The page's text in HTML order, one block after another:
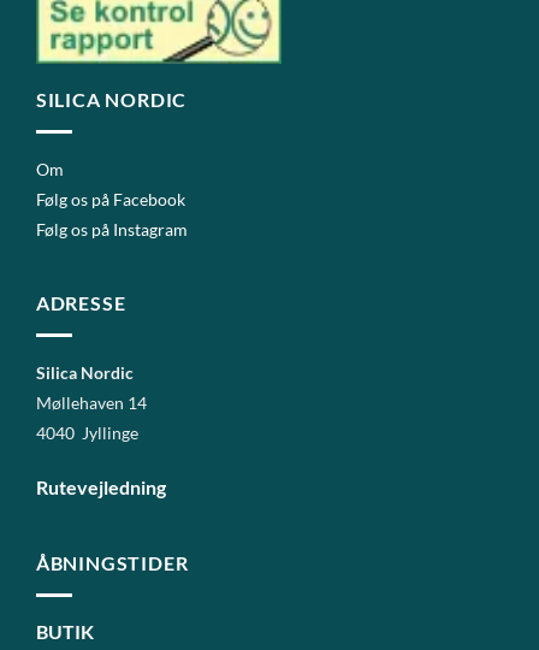
SILICA NORDIC
Om
Følg os på Facebook
Følg os på Instagram
ADRESSE
Silica Nordic
Møllehaven 14
4040 Jyllinge
Rutevejledning
ÅBNINGSTIDER
BUTIK